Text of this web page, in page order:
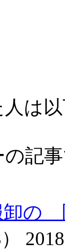
は
記
卸の